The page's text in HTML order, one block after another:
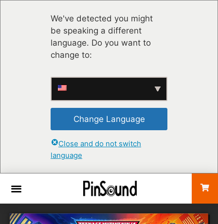
We've detected you might
be speaking a different
language. Do you want to
change to:
Change Language
Close and do not switch
language